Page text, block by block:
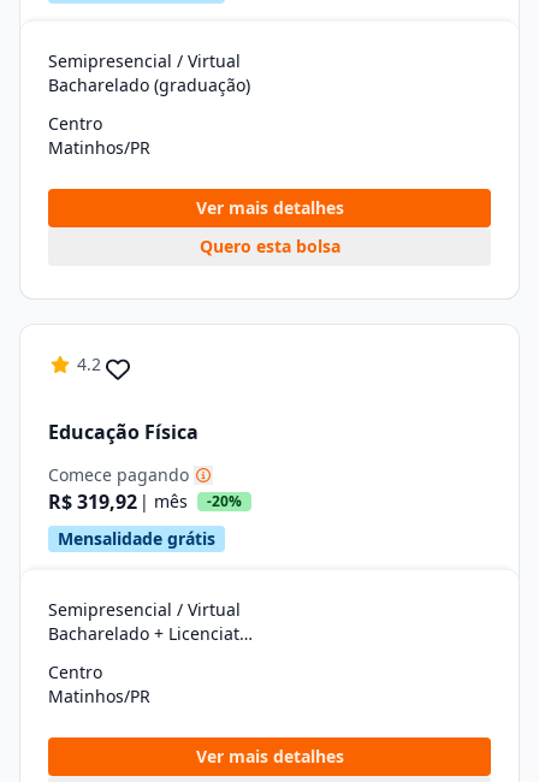
Semipresencial / Virtual
Bacharelado (graduação)
Centro
Matinhos/PR
Ver mais detalhes
Quero esta bolsa
4.2
Educação Física
Comece pagando
R$ 319,92 | mês -20%
Mensalidade grátis
Semipresencial / Virtual
Bacharelado + Licenciatura (graduação)
Centro
Matinhos/PR
Ver mais detalhes